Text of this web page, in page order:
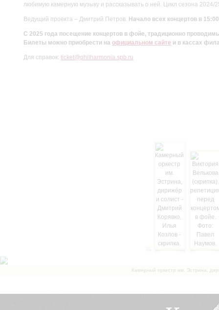
любимую камерную музыку и рассказывать о ней. Цикл сезона
Ведущий проекта – Дмитрий Петров. Начало всех концертов в
С 2025 года посещение концертов в фойе, традиционно
Билеты можно приобрести на официальном сайте и в кассах
Для справок: ticket@philharmonia.spb.ru
Камерный оркестр им. Эстрина,